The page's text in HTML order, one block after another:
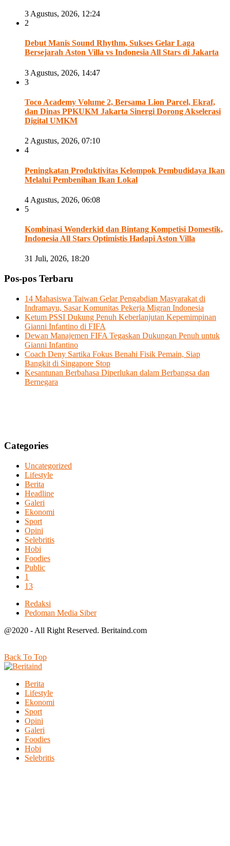
3 Agustus, 2026, 12:24
2
Debut Manis Sound Rhythm, Sukses Gelar Laga
Bersejarah Aston Villa vs Indonesia All Stars di Jakarta
3 Agustus, 2026, 14:47
3
Toco Academy Volume 2, Bersama Lion Parcel, Ekraf,
dan Dinas PPKUKM Jakarta Sinergi Dorong Akselerasi
Digital UMKM
2 Agustus, 2026, 07:10
4
Peningkatan Produktivitas Kelompok Pembudidaya Ikan
Melalui Pembenihan Ikan Lokal
4 Agustus, 2026, 06:08
5
Kombinasi Wonderkid dan Bintang Kompetisi Domestik,
Indonesia All Stars Optimistis Hadapi Aston Villa
31 Juli, 2026, 18:20
Pos-pos Terbaru
14 Mahasiswa Taiwan Gelar Pengabdian Masyarakat di
Indramayu, Sasar Komunitas Pekerja Migran Indonesia
Ketum PSSI Dukung Penuh Keberlanjutan Kepemimpinan
Gianni Infantino di FIFA
Dewan Manajemen FIFA Tegaskan Dukungan Penuh untuk
Gianni Infantino
Coach Deny Sartika Fokus Benahi Fisik Pemain, Siap
Bangkit di Singapore Stop
Kesantunan Berbahasa Diperlukan dalam Berbangsa dan
Bernegara
Categories
Uncategorized
Lifestyle
Berita
Headline
Galeri
Ekonomi
Sport
Opini
Selebritis
Hobi
Foodies
Public
1
13
Redaksi
Pedoman Media Siber
@2020 - All Right Reserved. Beritaind.com
Back To Top
Berita
Lifestyle
Ekonomi
Sport
Opini
Galeri
Foodies
Hobi
Selebritis